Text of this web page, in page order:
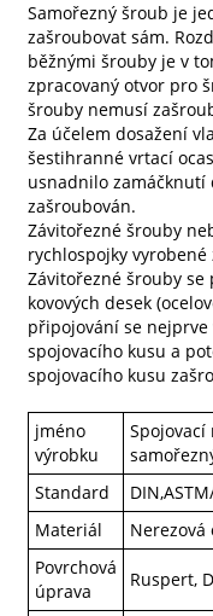
Samořezný šroub je
zašroubovat sám.
běžnými šrouby je v
zpracovaný otvor pro
šrouby nemusí
Za účelem dosažení
šestihranné vrtací
usnadnilo
zašroubován.
Závitořezné šrouby
rychlospojky
Závitořezné šrouby
kovových desek
připojování se
spojovacího kusu a
spojovacího kusu
jméno
výrobku
Spojovací
Standard
Materiál
Nerezová
Povrchová
úprava
Ruspert,